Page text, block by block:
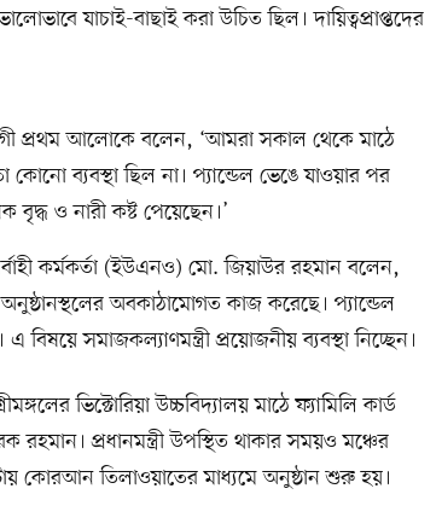
যাচাই-বাছাই করা উচিত ছিল। দায়িত্বপ্রাপ্তদের
প্রথম আলোকে বলেন, ‘আমরা সকাল থেকে মাঠে
ব্যবস্থা ছিল না। প্যান্ডেল ভেঙে যাওয়ার পর
ও নারী কষ্ট পেয়েছেন।’
কর্মকর্তা (ইউএনও) মো. জিয়াউর রহমান বলেন,
অনুষ্ঠানস্থলের অবকাঠামোগত কাজ করেছে। প্যান্ডেল
সমাজকল্যাণমন্ত্রী প্রয়োজনীয় ব্যবস্থা নিচ্ছেন।
ভিক্টোরিয়া উচ্চবিদ্যালয় মাঠে ফ্যামিলি কার্ড
রহমান। প্রধানমন্ত্রী উপস্থিত থাকার সময়ও মঞ্চের
কোরআন তিলাওয়াতের মাধ্যমে অনুষ্ঠান শুরু হয়।